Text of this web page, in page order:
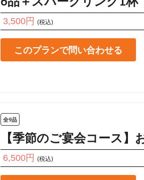
3,500円 (税込)
このプランで問い合わせる
全9品
【季節のご宴会コース】
6,500円 (税込)